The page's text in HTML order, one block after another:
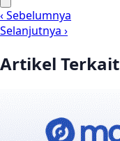
‹ Sebelumnya
Selanjutnya ›
Artikel Terkait